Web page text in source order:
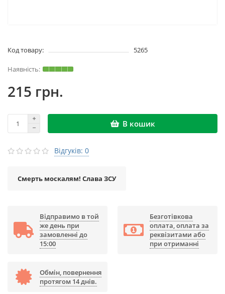
Код товару: 5265
215 грн.
В кошик
Відгуків: 0
Смерть москалям! Слава ЗСУ
Відправимо в той
же день при
замовленні до
15:00
Безготівкова
оплата, оплата за
реквізитами або
при отриманні
Обмін, повернення
протягом 14 днів.